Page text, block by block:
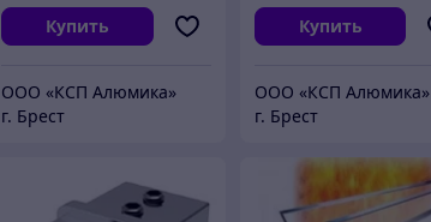
Купить
ООО «КСП Алюмика»
г. Брест
Купить
ООО «КСП Алюмика»
г. Брест